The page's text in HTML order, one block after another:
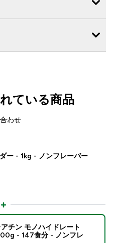
ている商品
わせ
ー - 1kg - ノンフレーバー
チン モノハイドレート
- 147食分 - ノンフレ